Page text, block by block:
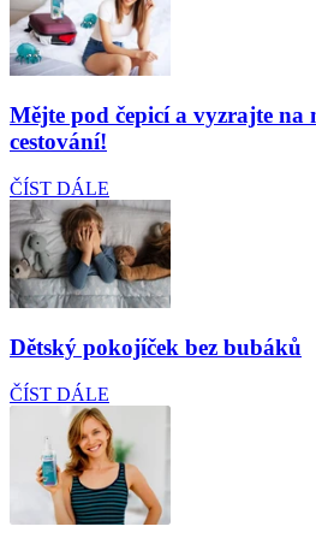
Mějte pod čepicí a vyzrajte na
cestování!
ČÍST DÁLE
Dětský pokojíček bez bubáků
ČÍST DÁLE